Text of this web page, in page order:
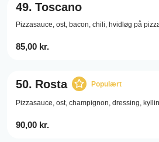
49. Toscano
Pizzasauce, ost, bacon, chili, hvidløg på
85,00 kr.
50. Rosta Populært
Pizzasauce, ost, champignon, dressing,
90,00 kr.